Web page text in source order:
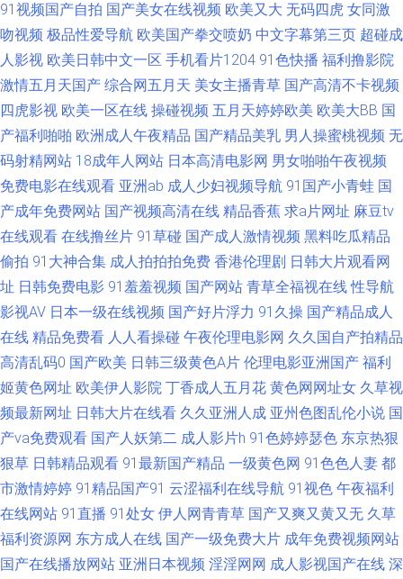
美色日韩 天天操精品 18欧美午夜网站 wwwcom黄 国产操逼视频在线 老司机
制服丝袜 日韩色图合集 亚洲色图28p 97v传媒 国产视频一二三四 老司机网
址 日韩成人综合网 亚州色图另类 欧美九九婷婷 白丝美女后入内射 青青操逼
网 爱福利秒拍广场 欧美色色综合图片 老湿久久 91视频网站网址 国产网址
熟女黑丝足交 91大神免费网址 97国产福利影院 97超碰影视 豆花社区av 九
一蜜桃视频 91小电影 麻豆免费男女叉草 国产午夜诱惑 男人资源色123 日韩
伊人色 91资源站 91精片 亚洲影视一二三区 玖玖艹逼综合网 亚洲无码东方
AV 精东一级片aV 91黑丝美女 狠狠撸成人在线 亚洲天堂激情网 大香蕉五月
丁香 性交A片殴美少妇 大香蕉55 久久不射一区 韩国久久精品视频 97操逼 国
产人妖伪娘 网站91视频 AAA淫网 日本人妻三级 AV无码破解 久久国产精品四
虎 足交视频网站 后入jk 伊人青青大香蕉 黄色ws视频 91看片网站 91福利专
区 福利伦理影院 午夜小视频在线 AV成人大黄色 欧美久草网 福利在线观看1
91视频国产自拍 国产美女在线视频 欧美又大 无码四虎 女同激
吻视频 极品性爱导航 欧美国产拳交喷奶 中文字幕第三页 超碰成
人影视 欧美日韩中文一区 手机看片1204 91色快播 福利撸影院
激情五月天国产 综合网五月天 美女主播青草 国产高清不卡视频
四虎影视 欧美一区在线 操碰视频 五月天婷婷欧美 欧美大BB 国
产福利啪啪 欧洲成人午夜精品 国产精品美乳 男人操蜜桃视频 无
码射精网站 18成年人网站 日本高清电影网 男女啪啪午夜视频
免费电影在线观看 亚洲ab 成人少妇视频导航 91国产小青蛙 国
产成年免费网站 国产视频高清在线 精品香蕉 求a片网址 麻豆tv
在线观看 在线撸丝片 91草碰 国产成人激情视频 黑料吃瓜精品
偷拍 91大神合集 成人拍拍拍免费 香港伦理剧 日韩大片观看网
址 日韩免费电影 91羞羞视频 国产网站 青草全福视在线 性导航
影视AV 日本一级在线视频 国产好片浮力 91久操 国产精品成人
在线 精品免费看 人人看操碰 午夜伦理电影网 久久国自产拍精品
高清乱码0 国产欧美 日韩三级黄色A片 伦理电影亚洲国产 福利
姬黄色网址 欧美伊人影院 丁香成人五月花 黄色网网址女 久草视
频最新网址 日韩大片在线看 久久亚洲人成 亚州色图乱伦小说 国
产va免费观看 国产人妖第二 成人影片h 91色婷婷瑟色 东京热狠
狠草 日韩精品观看 91最新国产精品 一级黄色网 91色色人妻 都
市激情婷婷 91精品国产91 云涩福利在线导航 91视色 午夜福利
在线网站 91直播 91处女 伊人网青青草 国产又爽又黄又无 久草
福利资源网 东方成人在线 国产一级免费大片 成年免费视频网站
国产在线播放网站 亚洲日本视频 淫淫网网 成人影视国产在线 深